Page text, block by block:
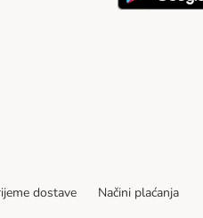
dostave
Načini plaćanja